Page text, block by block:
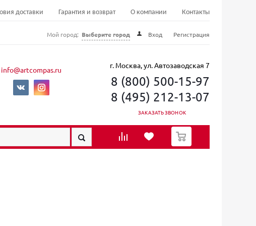
доставки Гарантия и возврат О компании Контакты
Мой город: Выберите город Вход Регистрация
info@artcompas.ru г. Москва, ул. Автозаводская 7
8 (800) 500-15-97
8 (495) 212-13-07
ЗАКАЗАТЬ ЗВОНОК
0